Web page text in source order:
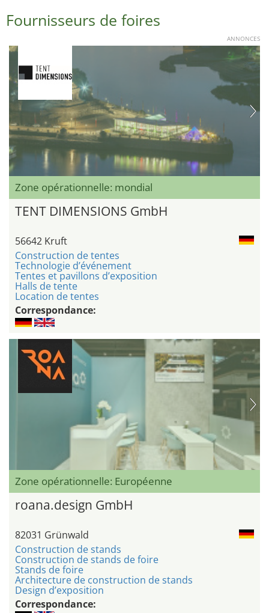
Fournisseurs de foires
ANNONCES
Zone opérationnelle: mondial
TENT DIMENSIONS GmbH
56642 Kruft
Construction de tentes
Technologie d’événement
Tentes et pavillons d’exposition
Halls de tente
Location de tentes
Correspondance:
Zone opérationnelle: Européenne
roana.design GmbH
82031 Grünwald
Construction de stands
Construction de stands de foire
Stands de foire
Architecture de construction de stands
Design d’exposition
Correspondance: